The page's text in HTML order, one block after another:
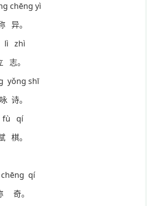
chēng yì
异。
lì zhì
。
yǒng shī
诗。
fù qí
棋。
qí
奇。